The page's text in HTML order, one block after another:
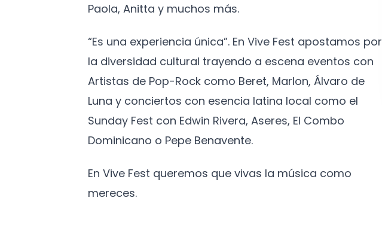
Paola, Anitta y muchos más.
“Es una experiencia única”. En Vive Fest apostamos por
la diversidad cultural trayendo a escena eventos con
Artistas de Pop-Rock como Beret, Marlon, Álvaro de
Luna y conciertos con esencia latina local como el
Sunday Fest con Edwin Rivera, Aseres, El Combo
Dominicano o Pepe Benavente.
En Vive Fest queremos que vivas la música como
mereces.